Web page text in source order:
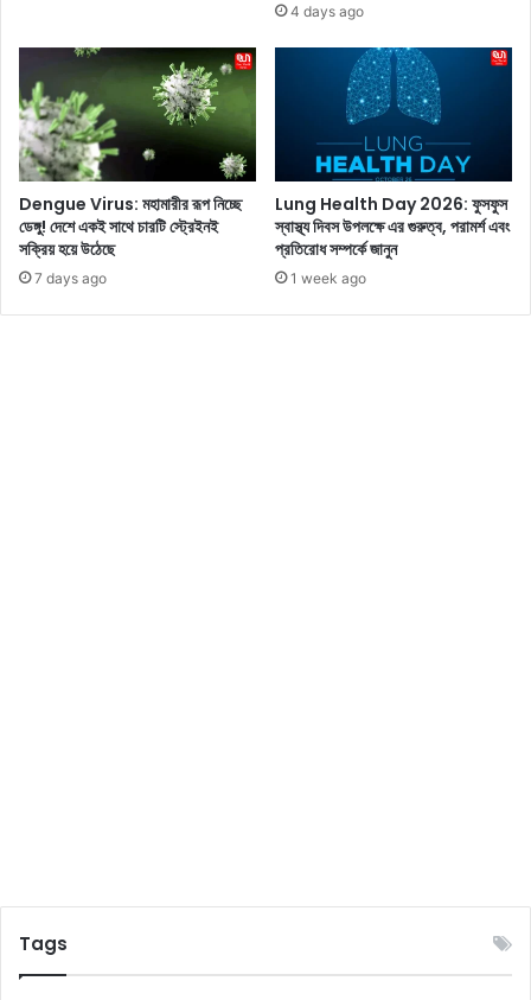
ম
জ
ন্ম
দি
নে
টি
জা
র
টি
4 days ago
Dengue Virus: মহামারীর রূপ নিচ্ছে
ডেঙ্গু! দেশে একই সাথে চারটি স্ট্রেইনই
সক্রিয় হয়ে উঠেছে
7 days ago
Lung Health Day 2026: ফুসফুস
স্বাস্থ্য দিবস উপলক্ষে এর গুরুত্ব, পরামর্শ এবং
প্রতিরোধ সম্পর্কে জানুন
1 week ago
Tags